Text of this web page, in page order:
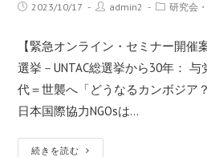
2023/10/17 admin2 研究会
【緊急オンライン・セミナー開催
選挙－UNTAC総選挙から30年：
代＝世襲へ「どうなるカンボジ
日本国際協力NGOsは…
続きを読む